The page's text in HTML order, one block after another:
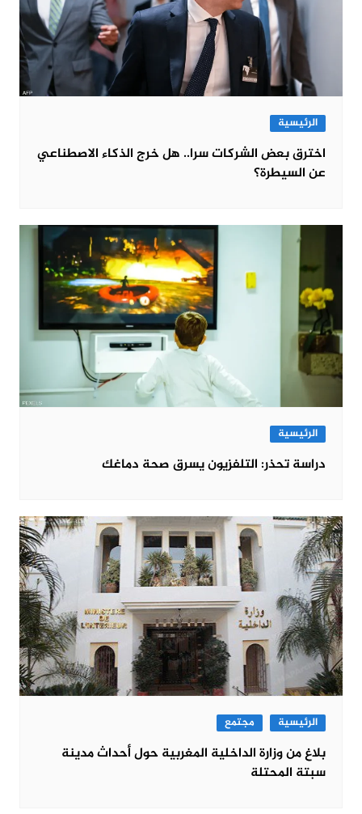
الرئيسية
اخترق بعض الشركات سرا.. هل خرج الذكاء الاصطناعي
عن السيطرة؟
الرئيسية
دراسة تحذر: التلفزيون يسرق صحة دماغك
الرئيسية مجتمع
بلاغ من وزارة الداخلية المغربية حول أحداث مدينة
سبتة المحتلة